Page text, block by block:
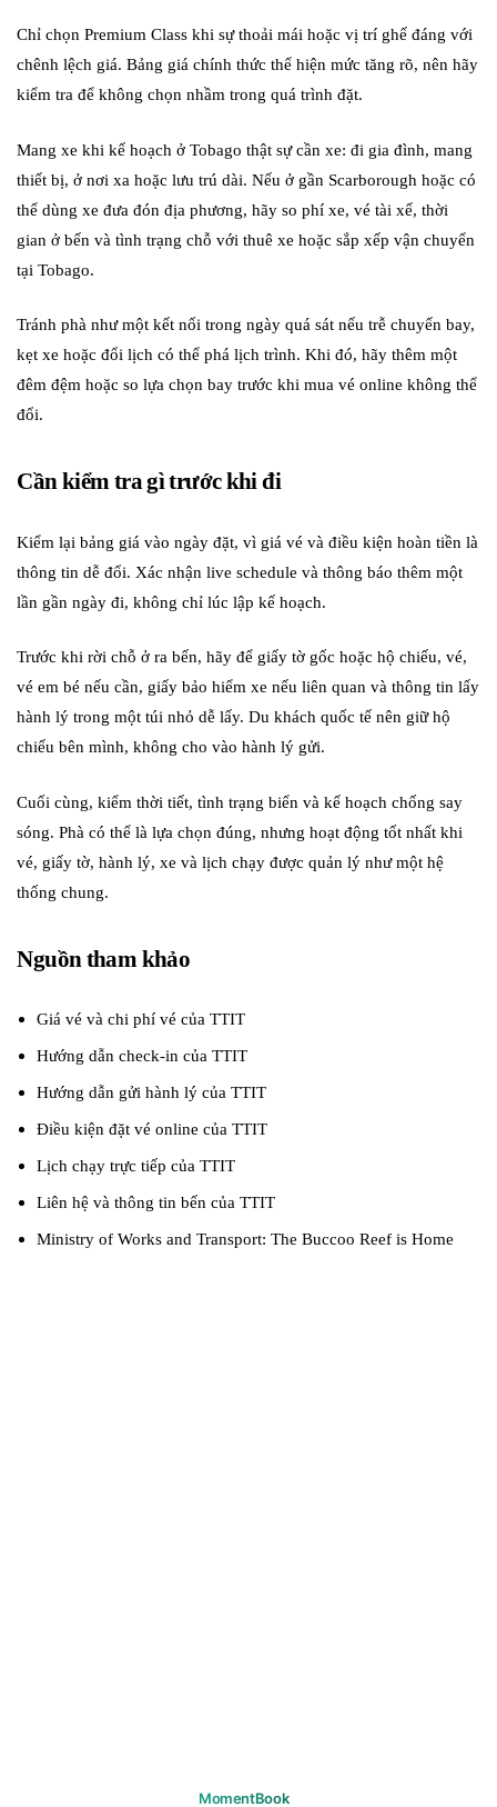
Chỉ chọn Premium Class khi sự thoải mái hoặc vị trí ghế đáng với
chênh lệch giá. Bảng giá chính thức thể hiện mức tăng rõ, nên hãy
kiểm tra để không chọn nhầm trong quá trình đặt.
Mang xe khi kế hoạch ở Tobago thật sự cần xe: đi gia đình, mang
thiết bị, ở nơi xa hoặc lưu trú dài. Nếu ở gần Scarborough hoặc có
thể dùng xe đưa đón địa phương, hãy so phí xe, vé tài xế, thời
gian ở bến và tình trạng chỗ với thuê xe hoặc sắp xếp vận chuyển
tại Tobago.
Tránh phà như một kết nối trong ngày quá sát nếu trễ chuyến bay,
kẹt xe hoặc đổi lịch có thể phá lịch trình. Khi đó, hãy thêm một
đêm đệm hoặc so lựa chọn bay trước khi mua vé online không thể
đổi.
Cần kiểm tra gì trước khi đi
Kiểm lại bảng giá vào ngày đặt, vì giá vé và điều kiện hoàn tiền là
thông tin dễ đổi. Xác nhận live schedule và thông báo thêm một
lần gần ngày đi, không chỉ lúc lập kế hoạch.
Trước khi rời chỗ ở ra bến, hãy để giấy tờ gốc hoặc hộ chiếu, vé,
vé em bé nếu cần, giấy bảo hiểm xe nếu liên quan và thông tin lấy
hành lý trong một túi nhỏ dễ lấy. Du khách quốc tế nên giữ hộ
chiếu bên mình, không cho vào hành lý gửi.
Cuối cùng, kiểm thời tiết, tình trạng biển và kế hoạch chống say
sóng. Phà có thể là lựa chọn đúng, nhưng hoạt động tốt nhất khi
vé, giấy tờ, hành lý, xe và lịch chạy được quản lý như một hệ
thống chung.
Nguồn tham khảo
Giá vé và chi phí vé của TTIT
Hướng dẫn check-in của TTIT
Hướng dẫn gửi hành lý của TTIT
Điều kiện đặt vé online của TTIT
Lịch chạy trực tiếp của TTIT
Liên hệ và thông tin bến của TTIT
Ministry of Works and Transport: The Buccoo Reef is Home